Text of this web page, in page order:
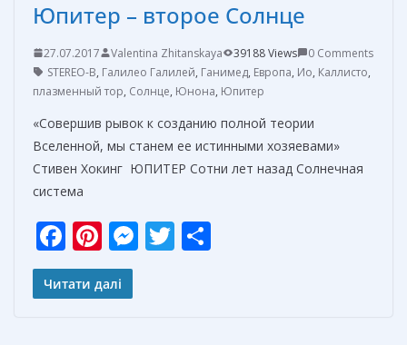
Юпитер – второе Солнце
27.07.2017 Valentina Zhitanskaya 39188 Views
0 Comments
STEREO-В, Галилео Галилей, Ганимед, Европа, Ио, Каллисто,
плазменный тор, Солнце, Юнона, Юпитер
«Совершив рывок к созданию полной теории
Вселенной, мы станем ее истинными хозяевами»
Стивен Хокинг ЮПИТЕР Сотни лет назад Солнечная
система
F
ac
e
Pi
nt
er
M T
Читати далі